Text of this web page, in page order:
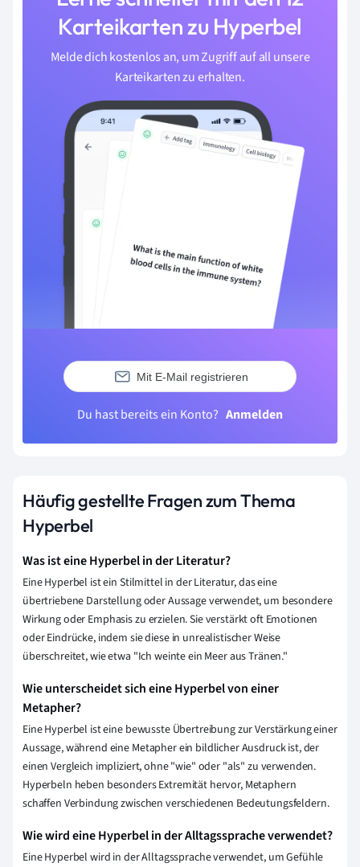
Karteikarten zu Hyperbel
Melde dich kostenlos an, um Zugriff auf all unsere
Karteikarten zu erhalten.
Mit E-Mail registrieren
Du hast bereits ein Konto? Anmelden
Häufig gestellte Fragen zum Thema
Hyperbel
Was ist eine Hyperbel in der Literatur?
Eine Hyperbel ist ein Stilmittel in der Literatur, das eine
übertriebene Darstellung oder Aussage verwendet, um besondere
Wirkung oder Emphasis zu erzielen. Sie verstärkt oft Emotionen
oder Eindrücke, indem sie diese in unrealistischer Weise
überschreitet, wie etwa "Ich weinte ein Meer aus Tränen."
Wie unterscheidet sich eine Hyperbel von einer
Metapher?
Eine Hyperbel ist eine bewusste Übertreibung zur Verstärkung einer
Aussage, während eine Metapher ein bildlicher Ausdruck ist, der
einen Vergleich impliziert, ohne "wie" oder "als" zu verwenden.
Hyperbeln heben besonders Extremität hervor, Metaphern
schaffen Verbindung zwischen verschiedenen Bedeutungsfeldern.
Wie wird eine Hyperbel in der Alltagssprache verwendet?
Eine Hyperbel wird in der Alltagssprache verwendet, um Gefühle